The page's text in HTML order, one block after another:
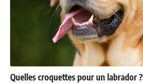
Quelles croquettes pour un labrador ?